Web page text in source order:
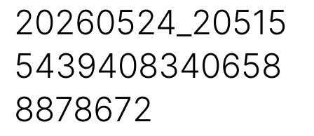
20260524_20515
5439408340658
8878672